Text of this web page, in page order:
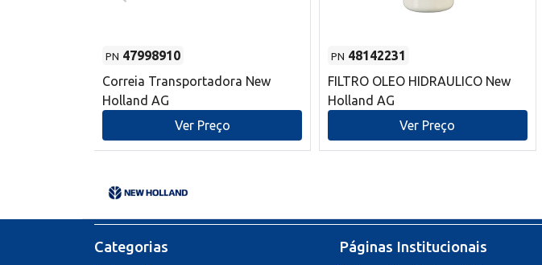
PN 47998910
Correia Transportadora New
Holland AG
Ver Preço
PN 48142231
FILTRO OLEO HIDRAULICO New
Holland AG
Ver Preço
Categorias Páginas Institucionais